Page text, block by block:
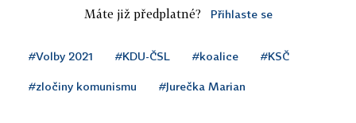
Máte již předplatné? Přihlaste se
#Volby 2021 #KDU-ČSL #koalice #KSČ
#zločiny komunismu #Jurečka Marian